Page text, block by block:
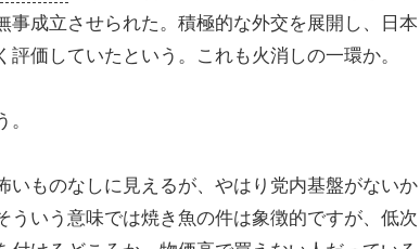
事成立させられた。積極的な外交を展開し、日本
価していたという。これも火消しの一環か。
いものなしに見えるが、やはり党内基盤がないか
ういう意味では焼き魚の件は象徴的ですが、低次